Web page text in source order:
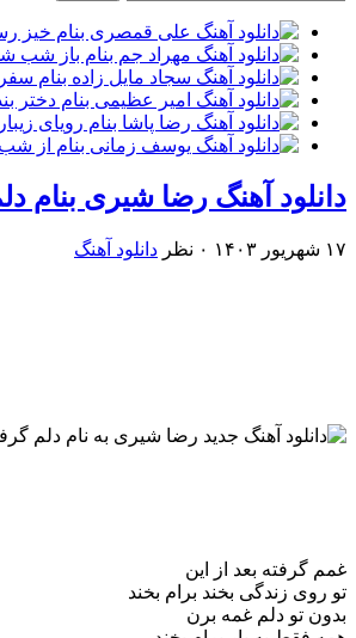
دانلود آهنگ رضا شیری بنام
۱۷ شهریور ۱۴۰۳ ۰ نظر دانلود آهنگ
غمم گرفته بعد از این
تو روی زندگی بخند برام بخند
بدون تو دلم غمه برن